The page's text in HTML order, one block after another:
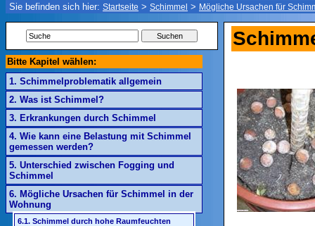
Sie befinden sich hier: Startseite > Schimmel > Mögliche Ursachen für
Bitte Kapitel wählen:
1. Schimmelproblematik allgemein
2. Was ist Schimmel?
3. Erkrankungen durch Schimmel
4. Wie kann eine Belastung mit Schimmel
gemessen werden?
5. Unterschied zwischen Fogging und
Schimmel
6. Mögliche Ursachen für Schimmel in der
Wohnung
6.1. Schimmel durch hohe Raumfeuchten